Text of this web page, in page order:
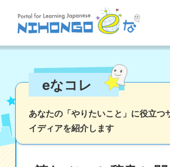
読む 書く
かな
eなコレ
あなたの「やりたいこと」に役立つ
イディアを紹介します